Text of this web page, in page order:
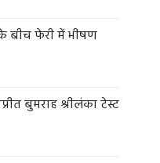
बीच फेरी में भीषण
बुमराह श्रीलंका टेस्ट